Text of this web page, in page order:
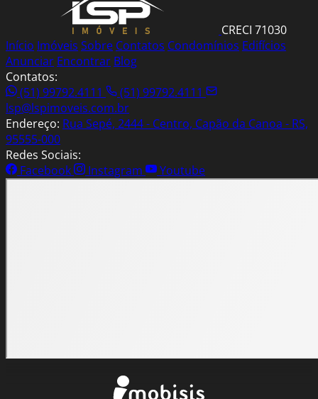
CRECI 71030
Início Imóveis Sobre Contatos Condomínios Edifícios
Anunciar Encontrar Blog
Contatos:
(51) 99792.4111
(51) 99792.4111
lsp@lspimoveis.com.br
Endereço: Rua Sepé, 2444 - Centro, Capão da Canoa - RS,
95555-000
Redes Sociais:
Facebook
Instagram Youtube